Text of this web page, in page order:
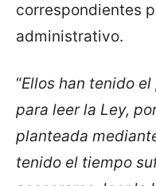
correspondientes
administrativo.
“Ellos han tenido
para leer la Ley,
planteada
tenido el tiempo